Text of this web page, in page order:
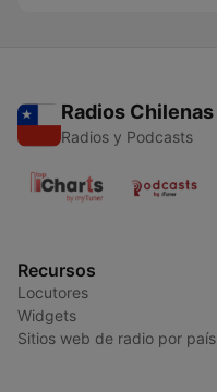
Radios Chilenas
Radios y Podcasts
Recursos
Locutores
Widgets
Sitios web de radio por país